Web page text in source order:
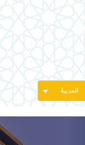
العربية